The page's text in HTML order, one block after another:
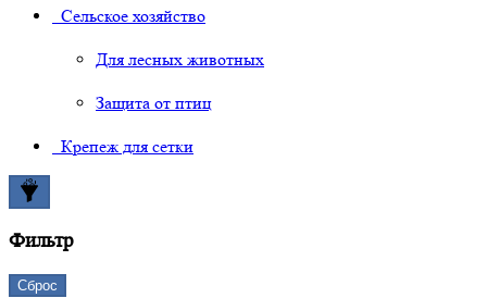
Сельское хозяйство
Для лесных животных
Защита от птиц
Крепеж для сетки
Фильтр
Сброс